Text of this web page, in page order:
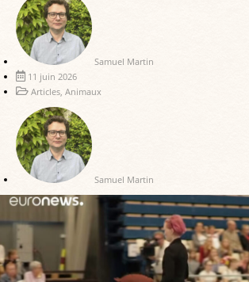
Samuel Martin
11 juin 2026
Articles, Animaux
Samuel Martin